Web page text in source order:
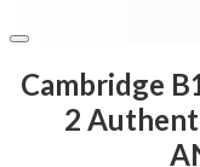
Cambridge
2